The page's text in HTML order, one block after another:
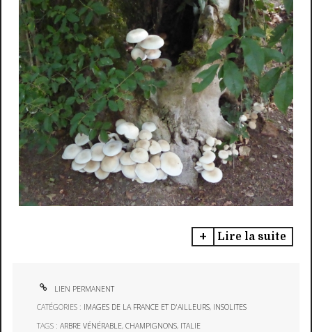
Lire la suite
LIEN PERMANENT
CATÉGORIES : IMAGES DE LA FRANCE ET D'AILLEURS, INSOLITES
TAGS :ARBRE VÉNÉRABLE,CHAMPIGNONS, ITALIE